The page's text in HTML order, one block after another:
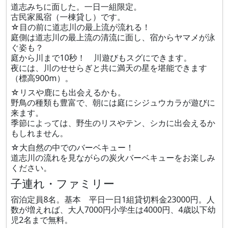
道志みちに面した。一日一組限定。
古民家風宿（一棟貸し）です。
☆目の前に道志川の最上流が流れる！
庭側は道志川の最上流の清流に面し、宿からヤマメが泳
ぐ姿も？
庭から川まで10秒！ 川遊びもスグにできます。
夜には、川のせせらぎと共に満天の星を堪能できます
（標高900m）。
☆リスや鹿にも出会えるかも。
野鳥の種類も豊富で、朝には庭にシジュウカラが遊びに
来ます。
季節によっては、野生のリスやテン、シカに出会えるか
もしれません。
☆大自然の中でのバーベキュー！
道志川の流れを見ながらの炭火バーベキューをお楽しみ
ください。
子連れ・ファミリー
宿泊定員8名。基本 平日一日1組貸切料金23000円。人
数が増えれば、大人7000円小学生は4000円、4歳以下幼
児2名まで無料。